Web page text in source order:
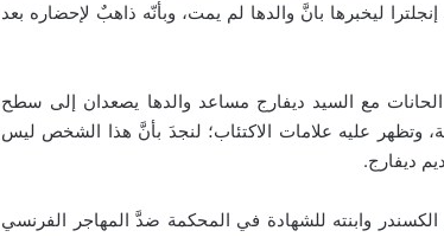
ليخبرها بانَّ والدها لم يمت، وبأنّه ذاهبٌ لإحضاره بعد
مع السيد ديفارج مساعد والدها يصعدان إلى سطح
وتظهر عليه علامات الاكتئاب؛ لنجدَ بأنَّ هذا الشخص ليس
ديفارج.
يتمّ استدعاء الدكتور الكسندر وابنته للشهادة في المحكمة ضدَّ المهاجر الفرنسي